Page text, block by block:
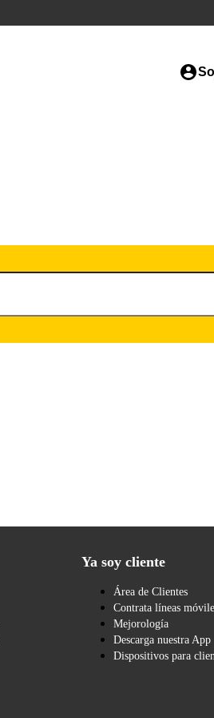
Ya soy cliente
Área de Clientes
Contrata líneas
Mejorología
Descarga nuestra App
Dispositivos para